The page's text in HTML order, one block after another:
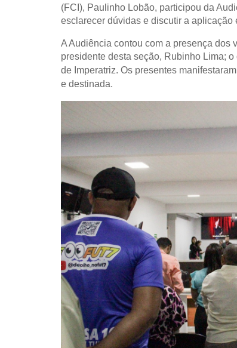
(FCI), Paulinho Lobão, participou da
esclarecer dúvidas e discutir a aplicação
A Audiência contou com a presença dos
presidente desta seção, Rubinho Lima; o
de Imperatriz. Os presentes
e destinada.